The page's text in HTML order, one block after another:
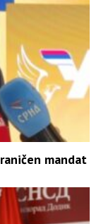
mandat